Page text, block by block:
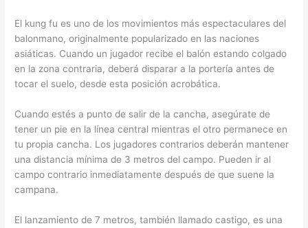
El kung fu es uno de los movimientos más espectaculares del
balonmano, originalmente popularizado en las naciones
asiáticas. Cuando un jugador recibe el balón estando colgado
en la zona contraria, deberá disparar a la portería antes de
tocar el suelo, desde esta posición acrobática.
Cuando estés a punto de salir de la cancha, asegúrate de
tener un pie en la línea central mientras el otro permanece en
tu propia cancha. Los jugadores contrarios deberán mantener
una distancia mínima de 3 metros del campo. Pueden ir al
campo contrario inmediatamente después de que suene la
campana.
El lanzamiento de 7 metros, también llamado castigo, es una